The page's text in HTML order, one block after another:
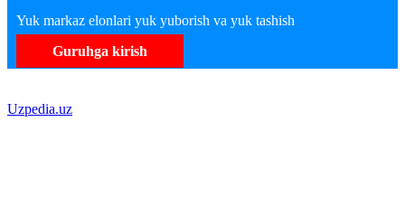
Yuk markaz elonlari yuk yuborish va yuk tashish
Guruhga kirish
Uzpedia.uz